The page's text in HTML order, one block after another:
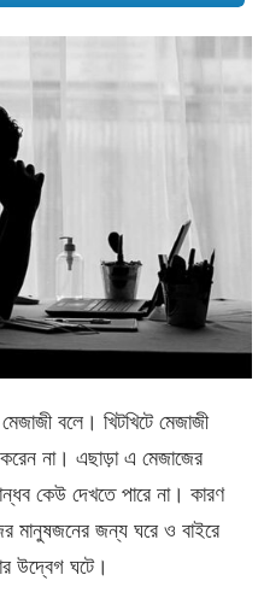
বলে। খিটখিটে মেজাজী
না। এছাড়া এ মেজাজের
কেউ দেখতে পারে না। কারণ
মানুষজনের জন্য ঘরে ও বাইরে
উদ্বেগ ঘটে।